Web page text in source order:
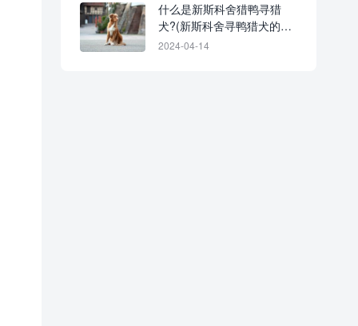
什么是新斯科舍猎鸭寻猎
犬?(新斯科舍寻鸭猎犬的起
源和历史)
2024-04-14